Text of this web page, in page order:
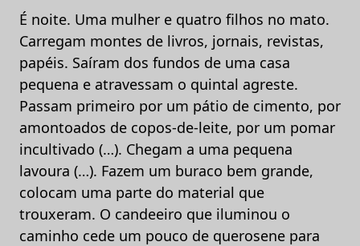
É noite. Uma mulher e quatro filhos no mato.
Carregam montes de livros, jornais, revistas,
papéis. Saíram dos fundos de uma casa
pequena e atravessam o quintal agreste.
Passam primeiro por um pátio de cimento, por
amontoados de copos-de-leite, por um pomar
incultivado (…). Chegam a uma pequena
lavoura (…). Fazem um buraco bem grande,
colocam uma parte do material que
trouxeram. O candeeiro que iluminou o
caminho cede um pouco de querosene para